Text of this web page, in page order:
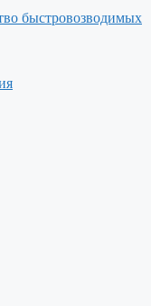
быстровозводимых